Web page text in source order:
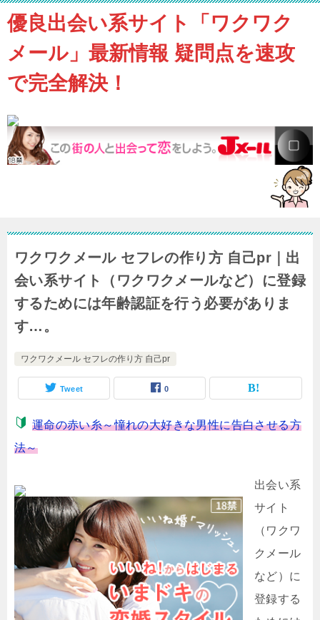
優良出会い系サイト「ワクワク
メール」最新情報 疑問点を速攻
で完全解決！
ワクワクメール セフレの作り方 自己pr｜出
会い系サイト（ワクワクメールなど）に登録
するためには年齢認証を行う必要がありま
す…。
ワクワクメール セフレの作り方 自己pr
Tweet 0
運命の赤い糸～憧れの大好きな男性に告白させる方
法～
出会い系
サイト
（ワクワ
クメール
など）に
登録する